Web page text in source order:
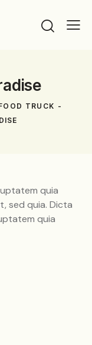
TRUCK
quia
sed quia. Dicta
quia